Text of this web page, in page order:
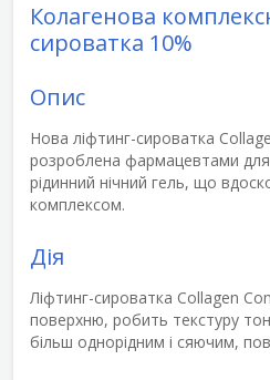
Колагенова
сироватка 10%
Опис
Нова ліфтинг-сироватка
розроблена фармацевтами
рідинний нічний гель, що
комплексом.
Дія
Ліфтинг-сироватка Collagen
поверхню, робить текстуру
більш однорідним і сяючим,